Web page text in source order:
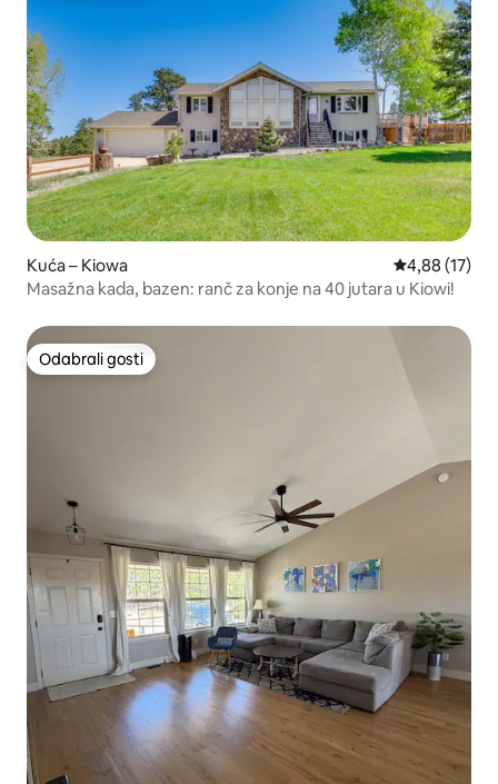
Kuća – Kiowa Prosječna
4,88 (17)
Masažna kada, bazen: ranč za konje na 40 jutara u Kiowi!
Odabrali gosti
Odabrali gosti